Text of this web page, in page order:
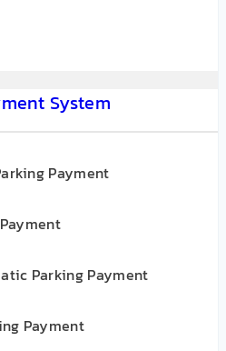
System
Payment
Parking Payment
Payment